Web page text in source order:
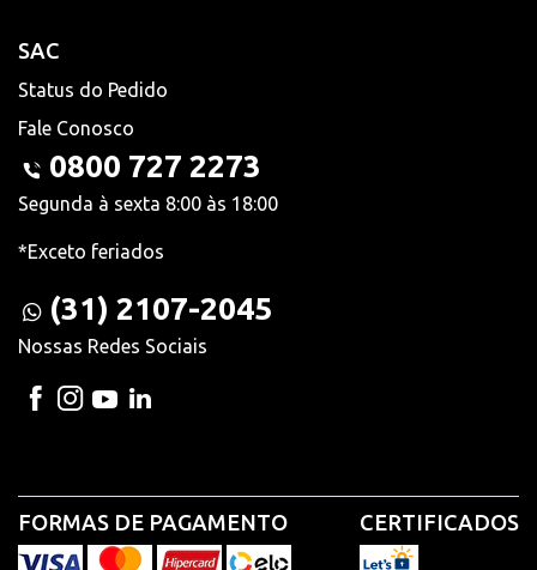
SAC
Status do Pedido
Fale Conosco
0800 727 2273
Segunda à sexta 8:00 às 18:00
*Exceto feriados
(31) 2107-2045
Nossas Redes Sociais
FORMAS DE PAGAMENTO CERTIFICADOS